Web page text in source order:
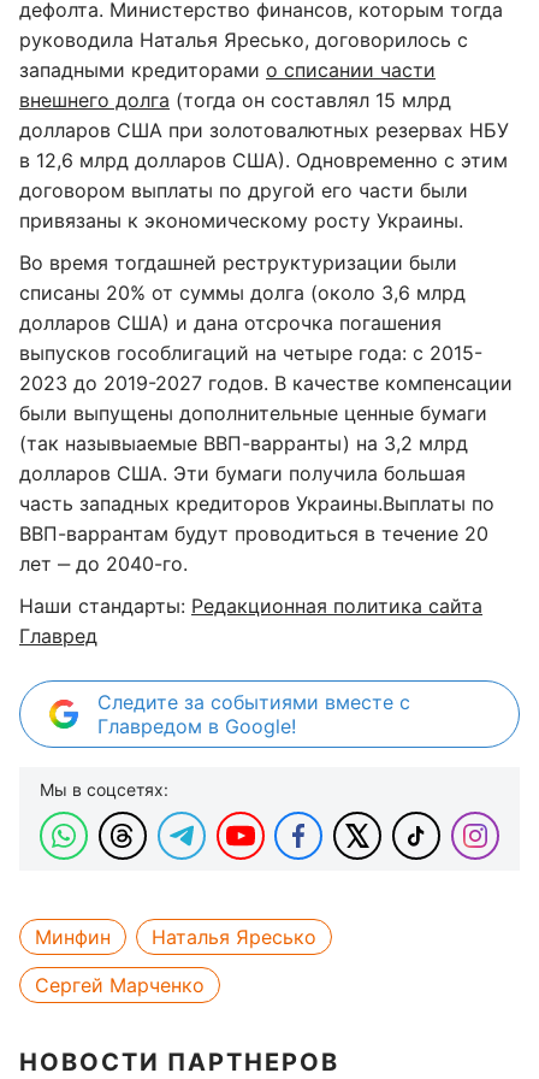
дефолта. Министерство финансов, которым тогда
руководила Наталья Яресько, договорилось с
западными кредиторами о списании части
внешнего долга (тогда он составлял 15 млрд
долларов США при золотовалютных резервах НБУ
в 12,6 млрд долларов США). Одновременно с этим
договором выплаты по другой его части были
привязаны к экономическому росту Украины.
Во время тогдашней реструктуризации были
списаны 20% от суммы долга (около 3,6 млрд
долларов США) и дана отсрочка погашения
выпусков гособлигаций на четыре года: с 2015-
2023 до 2019-2027 годов. В качестве компенсации
были выпущены дополнительные ценные бумаги
(так назывыаемые ВВП-варранты) на 3,2 млрд
долларов США. Эти бумаги получила большая
часть западных кредиторов Украины.Выплаты по
ВВП-варрантам будут проводиться в течение 20
лет ‒ до 2040-го.
Наши стандарты: Редакционная политика сайта
Главред
Следите за событиями вместе с
Главредом в Google!
Мы в соцсетях:
Минфин
Наталья Яресько
Сергей Марченко
НОВОСТИ ПАРТНЕРОВ